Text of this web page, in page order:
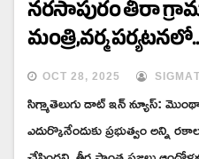
నరసాపురం తీరా
మంత్రి,వర్మ పర్యటనలో..
OCT 28, 2025
సిగ్మాతెలుగు డాట్ ఇన్ న్యూస్:
ఎదుర్కొనేందుకు ప్రభుత్వం అన్ని